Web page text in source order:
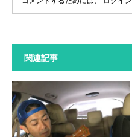
関連記事